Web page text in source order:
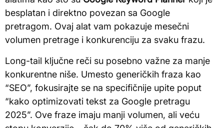
besplatan i direktno povezan sa Google
pretragom. Ovaj alat vam pokazuje mesečni
volumen pretrage i konkurenciju za svaku frazu.
Long-tail ključne reči su posebno važne za manje
konkurentne niše. Umesto generičkih fraza kao
“SEO”, fokusirajte se na specifičnije upite poput
“kako optimizovati tekst za Google pretragu
2025”. Ove fraze imaju manji volumen, ali veću